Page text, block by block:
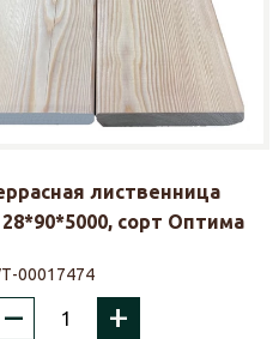
лиственница
сорт Оптима
00017474
– +